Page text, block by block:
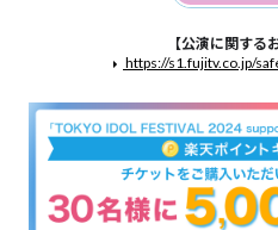
【公演に関する
https://s1.fujitv.co.jp/